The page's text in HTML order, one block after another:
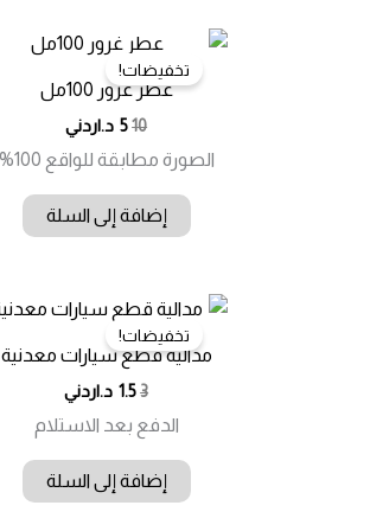
تخفيضات!
عطر غرور 100مل
10السعر
هو:
5السعر
هو:
د.اردني
الصورة مطابقة للواقع 100%
إضافة إلى السلة
تخفيضات!
مدالية قطع سيارات معدنية
3السعر
هو:
1.5السعر
هو:
د.اردني
الدفع بعد الاستلام
إضافة إلى السلة